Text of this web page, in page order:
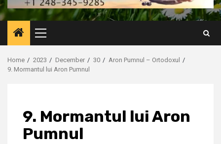
Primary
Menu
Home 2023 December 30
Aron Pumnul – Ortodoxul
9. Mormantul lui Aron Pumnul
9. Mormantul lui Aron
Pumnul